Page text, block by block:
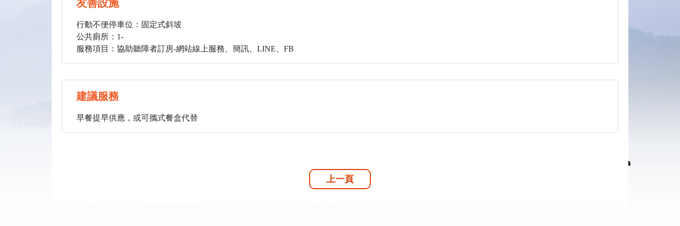
友善設施
行動不便停車位：固定式斜坡
公共廁所：1-
服務項目：協助聽障者訂房-網站線上服務、簡訊、LINE、FB
建議服務
早餐提早供應，或可攜式餐盒代替
上一頁